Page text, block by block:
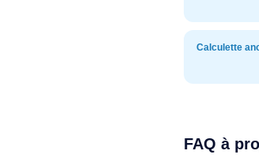
Calculette
FAQ à